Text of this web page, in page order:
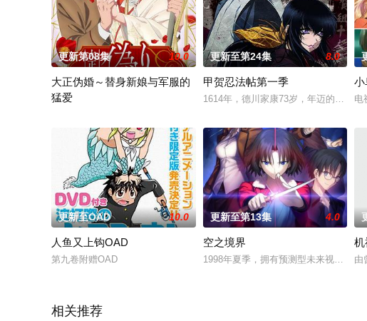
更新第08集 10.0
大正伪婚～替身新娘与军服的
猛爱
“你要代替你的妹妹给我生下我的孩子。”婚姻中没有爱情，我是这么想的
更新至第24集 8.0
甲贺忍法帖第一季
1614年，德川家康73岁，年迈的他必
小
电
更新至OAD 10.0
人鱼又上钩OAD
第九卷附赠OAD
更新至第13集 4.0
空之境界
1998年夏季，拥有预测型未来视的女
机
由
相关推荐